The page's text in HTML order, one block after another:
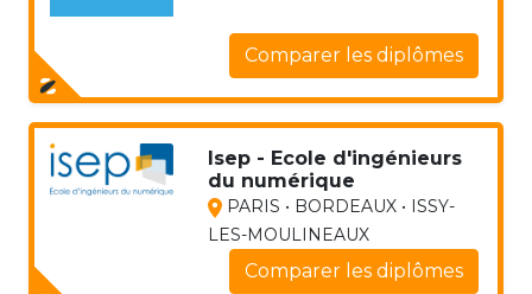
Comparer les diplômes
Isep - Ecole d'ingénieurs
du numérique
PARIS • BORDEAUX • ISSY-
LES-MOULINEAUX
Comparer les diplômes